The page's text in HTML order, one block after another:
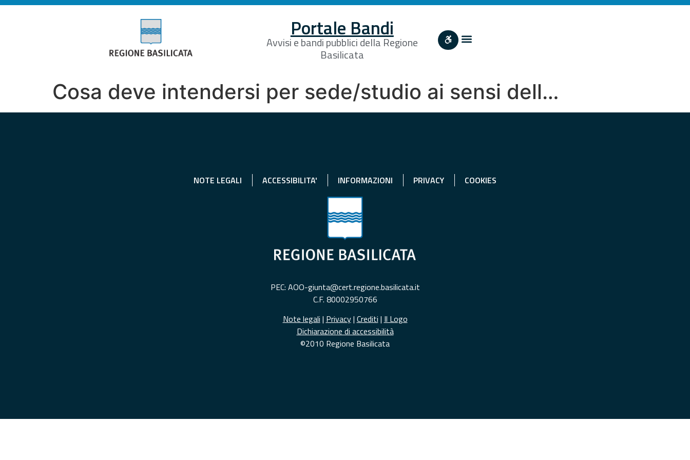
Portale Bandi
Avvisi e bandi pubblici della Regione
Basilicata
Cosa deve intendersi per sede/studio ai sensi dell…
NOTE LEGALI ACCESSIBILITA' INFORMAZIONI PRIVACY COOKIES
PEC: AOO-giunta@cert.regione.basilicata.it
C.F. 80002950766
Note legali | Privacy| Crediti | Il Logo
Dichiarazione di accessibilità
©2010 Regione Basilicata